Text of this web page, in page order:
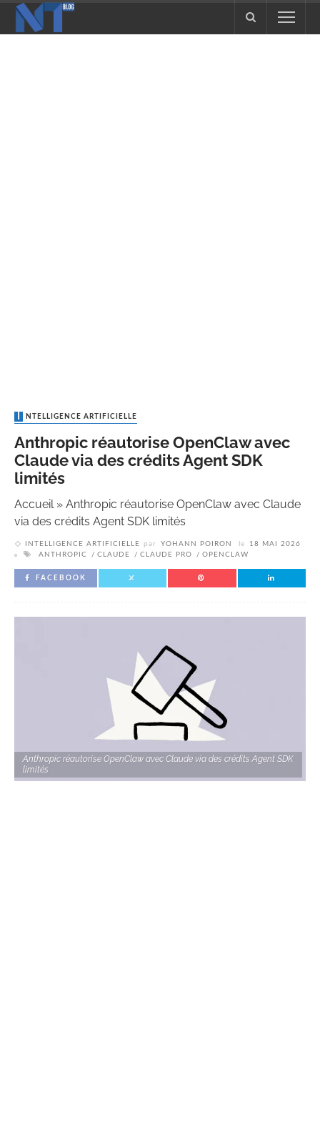
INTELLIGENCE ARTIFICIELLE
Anthropic réautorise OpenClaw avec
Claude via des crédits Agent SDK
limités
Accueil» Anthropic réautorise OpenClaw avec Claude
via des crédits Agent SDK limités
INTELLIGENCE ARTIFICIELLE par YOHANN POIRON le
18 MAI 2026
ANTHROPIC
CLAUDE CLAUDE PRO OPENCLAW
FACEBOOK
Anthropic réautorise OpenClaw avec Claude via des crédits Agent SDK
limités